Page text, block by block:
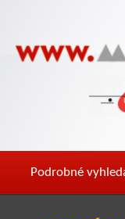
Podrobné